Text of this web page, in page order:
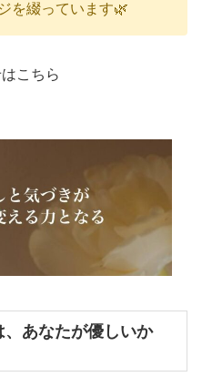
を綴っています🌿
こちら
、あなたが優しいか